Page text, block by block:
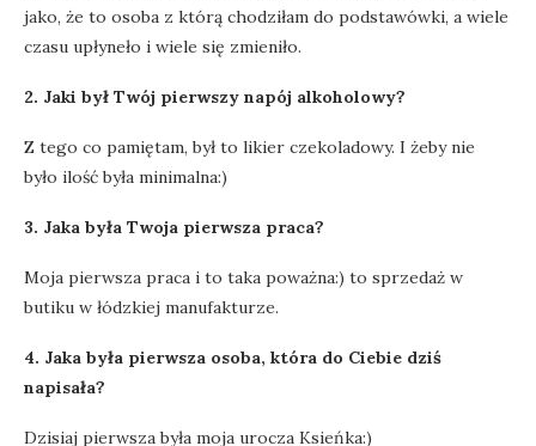
jako, że to osoba z którą chodziłam do podstawówki, a wiele
czasu upłyneło i wiele się zmieniło.
2. Jaki był Twój pierwszy napój alkoholowy?
Z tego co pamiętam, był to likier czekoladowy. I żeby nie
było ilość była minimalna:)
3. Jaka była Twoja pierwsza praca?
Moja pierwsza praca i to taka poważna:) to sprzedaż w
butiku w łódzkiej manufakturze.
4. Jaka była pierwsza osoba, która do Ciebie dziś
napisała?
Dzisiaj pierwsza była moja urocza Ksieńka:)